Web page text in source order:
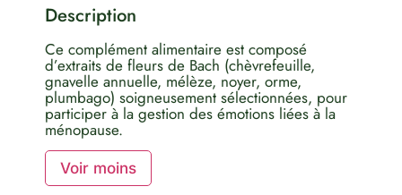
Description
Ce complément alimentaire est composé
d’extraits de fleurs de Bach (chèvrefeuille,
gnavelle annuelle, mélèze, noyer, orme,
plumbago) soigneusement sélectionnées, pour
participer à la gestion des émotions liées à la
ménopause.
Voir moins